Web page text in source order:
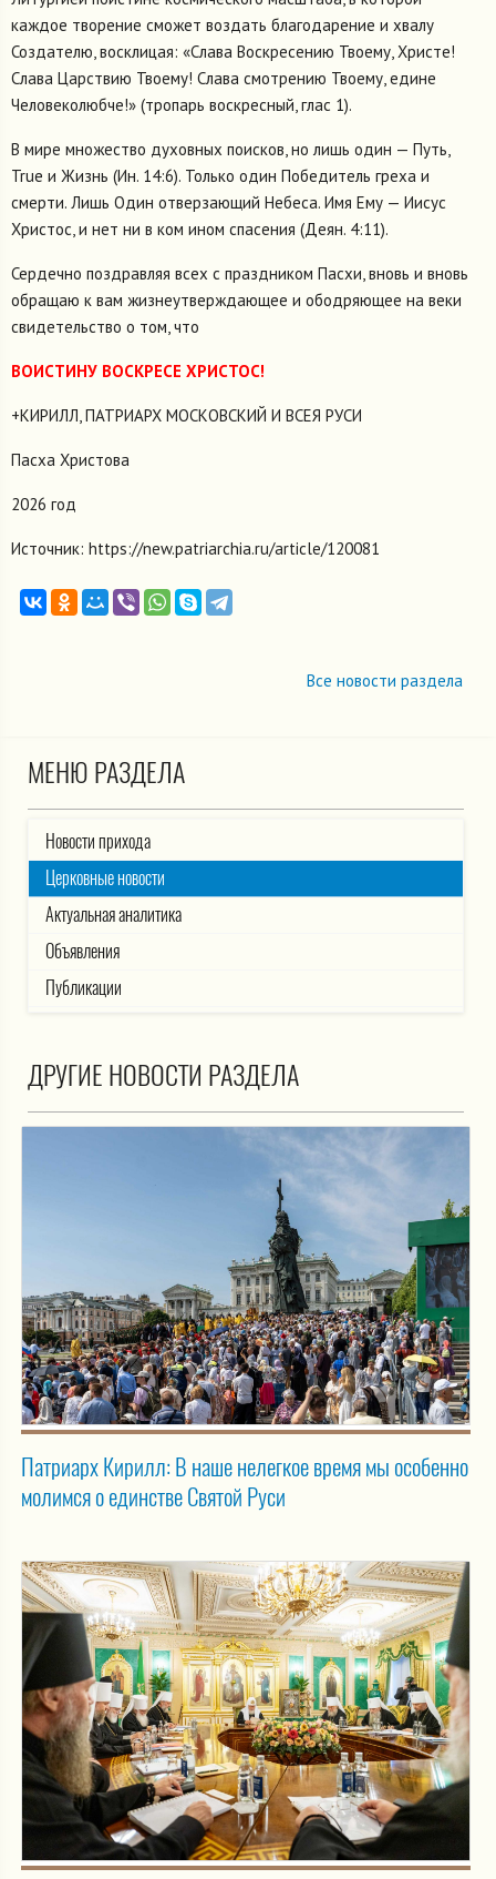
каждое творение сможет воздать благодарение и хвалу
Создателю, восклицая: «Слава Воскресению Твоему, Христе!
Слава Царствию Твоему! Слава смотрению Твоему, едине
Человеколюбче!» (тропарь воскресный, глас 1).
В мире множество духовных поисков, но лишь один — Путь,
True и Жизнь (Ин. 14:6). Только один Победитель греха и
смерти. Лишь Один отверзающий Небеса. Имя Ему — Иисус
Христос, и нет ни в ком ином спасения (Деян. 4:11).
Сердечно поздравляя всех с праздником Пасхи, вновь и вновь
обращаю к вам жизнеутверждающее и ободряющее на веки
свидетельство о том, что
ВОИСТИНУ ВОСКРЕСЕ ХРИСТОС!
+КИРИЛЛ, ПАТРИАРХ МОСКОВСКИЙ И ВСЕЯ РУСИ
Пасха Христова
2026 год
Источник: https://new.patriarchia.ru/article/120081
Все новости раздела
МЕНЮ РАЗДЕЛА
Новости прихода
Церковные новости
Актуальная аналитика
Объявления
Публикации
ДРУГИЕ НОВОСТИ РАЗДЕЛА
Патриарх Кирилл: В наше нелегкое время мы особенно
молимся о единстве Святой Руси